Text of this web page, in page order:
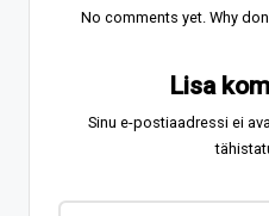
No comments yet. Why
Lisa
Sinu e-postiaadressi ei